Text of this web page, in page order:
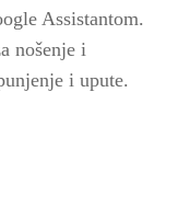
Assistantom.
nošenje i
i upute.